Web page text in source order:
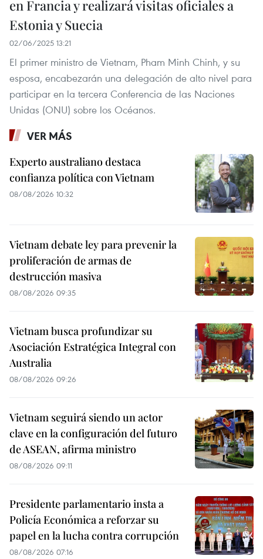
en Francia y realizará visitas oficiales a
Estonia y Suecia
02/06/2025 13:21
El primer ministro de Vietnam, Pham Minh Chinh, y su
esposa, encabezarán una delegación de alto nivel para
participar en la tercera Conferencia de las Naciones
Unidas (ONU) sobre los Océanos.
VER MÁS
Experto australiano destaca
confianza política con Vietnam
08/08/2026 10:32
Vietnam debate ley para prevenir la
proliferación de armas de
destrucción masiva
08/08/2026 09:35
Vietnam busca profundizar su
Asociación Estratégica Integral con
Australia
08/08/2026 09:26
Vietnam seguirá siendo un actor
clave en la configuración del futuro
de ASEAN, afirma ministro
08/08/2026 09:11
Presidente parlamentario insta a
Policía Económica a reforzar su
papel en la lucha contra corrupción
08/08/2026 07:16